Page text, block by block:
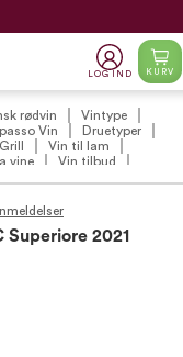
LOG IND KURV
rødvin
Vintype
Vin
Druetyper
Vin til lam
vine
Vin tilbud
Superiore 2021